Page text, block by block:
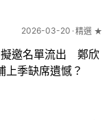
2026-03-20 精選 ★
擬邀名單流出 鄭欣
上季缺席遺憾？